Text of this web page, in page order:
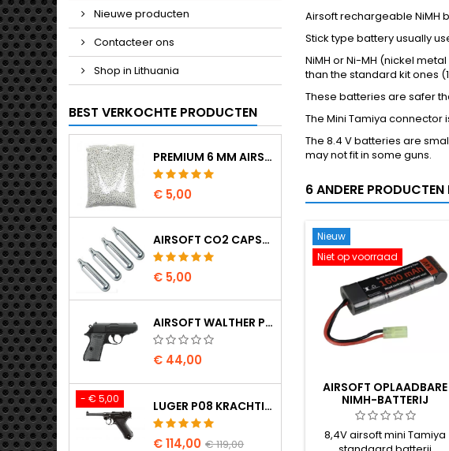
Nieuwe producten
Contacteer ons
Shop in Lithuania
BEST VERKOCHTE PRODUCTEN
PREMIUM 6 MM AIRSOFT BBS 0,20 G - 1000 KOGELS, NO-JAM, RECHT SCHIETEND
€ 5,00
AIRSOFT CO2 CAPSULES 12G 5-PAK - GEMAAKT IN HONGARIJE, EU, PREMIUM KWALITEIT
€ 5,00
AIRSOFT WALTHER PPK/S VEERPISTOOL
€ 44,00
- € 5,00 LUGER P08 KRACHTIG VOLLEMETAAL CO2 AIRSOFT PISTOOL - UMAREX LEGENDS
€ 114,00 € 119,00
Airsoft rechargeable NiMH
Stick type battery usually
NiMH or Ni-MH (nickel
than the standard kit ones
These batteries are safer
The Mini Tamiya
The 8.4 V batteries are
may not fit in some guns.
6 ANDERE
Nieuw
Niet op voorraad
AIRSOFT OPLAADBARE
NIMH-BATTERIJ
8,4V airsoft mini Tamiya